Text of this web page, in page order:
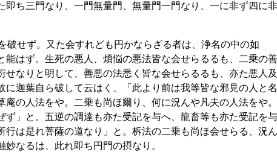
ち三門なり、一門無量門、無量門一門なり、一に非ず四に非
せず。又た会すれども円かならざる者は、浄名の中の如
はず。生死の悪人、煩悩の悪法皆な会せらるるも、二乗の善
なりと明して、善悪の法悉く皆な会せらるるも、亦た悪人及
迦葉自ら破して云はく、「此より前は我等皆な邪見の人と名
の人法をや。二乗も尚ほ爾り、何に況んや凡夫の人法をや。
」と。五逆の調達も亦た受記を与へ、龍畜等も亦た受記を与
は是れ菩薩の道なり」と。柝法の二乗も尚ほ会せらる、況ん
なるは、此れ即ち円門の摂なり。